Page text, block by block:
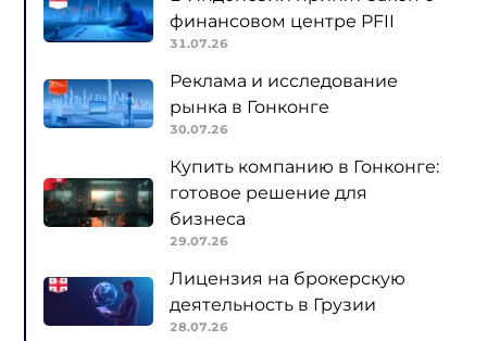
финансовом центре PFII
31.07.26
Реклама и исследование
рынка в Гонконге
30.07.26
Купить компанию в Гонконге:
готовое решение для
бизнеса
29.07.26
Лицензия на брокерскую
деятельность в Грузии
28.07.26